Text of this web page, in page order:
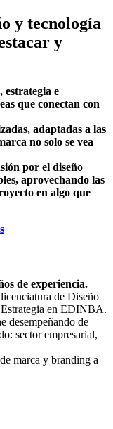
y tecnología
y
e
que conectan con
adaptadas a las
no solo se vea
por el diseño
aprovechando las
en algo que
de experiencia.
de Diseño
en EDINBA.
desempeñando de
sector empresarial,
marca y branding a